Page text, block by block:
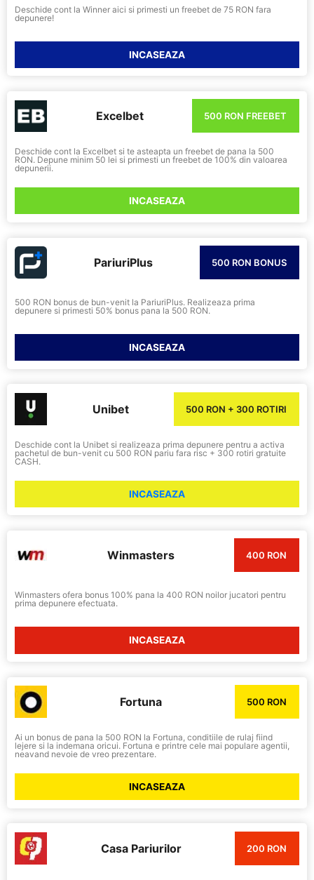
Deschide cont la Winner aici si primesti un freebet de 75 RON fara
depunere!
INCASEAZA
Excelbet 500 RON FREEBET
Deschide cont la Excelbet si te asteapta un freebet de pana la 500
RON. Depune minim 50 lei si primesti un freebet de 100% din valoarea
depunerii.
INCASEAZA
PariuriPlus 500 RON BONUS
500 RON bonus de bun-venit la PariuriPlus. Realizeaza prima
depunere si primesti 50% bonus pana la 500 RON.
INCASEAZA
Unibet 500 RON + 300 ROTIRI
Deschide cont la Unibet si realizeaza prima depunere pentru a activa
pachetul de bun-venit cu 500 RON pariu fara risc + 300 rotiri gratuite
CASH.
INCASEAZA
Winmasters 400 RON
Winmasters ofera bonus 100% pana la 400 RON noilor jucatori pentru
prima depunere efectuata.
INCASEAZA
Fortuna 500 RON
Ai un bonus de pana la 500 RON la Fortuna, conditiile de rulaj fiind
lejere si la indemana oricui. Fortuna e printre cele mai populare agentii,
neavand nevoie de vreo prezentare.
INCASEAZA
Casa Pariurilor 200 RON